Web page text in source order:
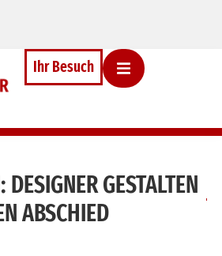
Ihr Besuch
DESIGNER GESTALTEN
ABSCHIED